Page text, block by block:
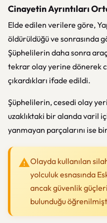
Cinayetin Ayrıntıları
Elde edilen verilere göre,
öldürüldüğü ve sonrasında
Şüphelilerin daha sonra
tekrar olay yerine dönerek
çıkardıkları ifade edildi.
Şüphelilerin, cesedi olay
uzaklıktaki bir alanda varil
yanmayan parçalarını ise
Olayda kullanılan
yolculuk esnasında
ancak güvenlik
bulunduğu